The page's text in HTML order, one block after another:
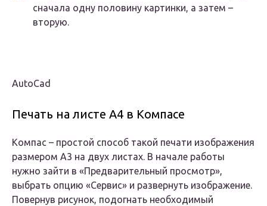
сначала одну половину картинки, а затем –
вторую.
AutoCad
Печать на листе А4 в Компасе
Компас – простой способ такой печати изображения
размером А3 на двух листах. В начале работы
нужно зайти в «Предварительный просмотр»,
выбрать опцию «Сервис» и развернуть изображение.
Повернув рисунок, подогнать необходимый